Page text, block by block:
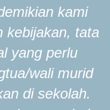
kami
kebijakan, tata
yang perlu
wali murid
di sekolah.